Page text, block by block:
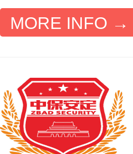
MORE INFO →